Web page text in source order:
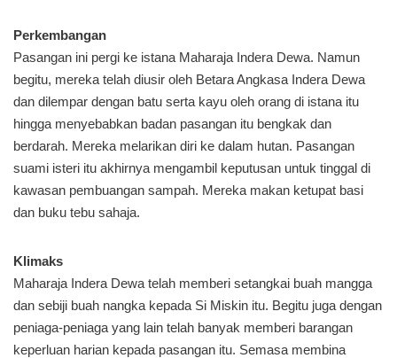
Perkembangan
Pasangan ini pergi ke istana Maharaja Indera Dewa. Namun
begitu, mereka telah diusir oleh Betara Angkasa Indera Dewa
dan dilempar dengan batu serta kayu oleh orang di istana itu
hingga menyebabkan badan pasangan itu bengkak dan
berdarah. Mereka melarikan diri ke dalam hutan. Pasangan
suami isteri itu akhirnya mengambil keputusan untuk tinggal di
kawasan pembuangan sampah. Mereka makan ketupat basi
dan buku tebu sahaja.
Klimaks
Maharaja Indera Dewa telah memberi setangkai buah mangga
dan sebiji buah nangka kepada Si Miskin itu. Begitu juga dengan
peniaga-peniaga yang lain telah banyak memberi barangan
keperluan harian kepada pasangan itu. Semasa membina